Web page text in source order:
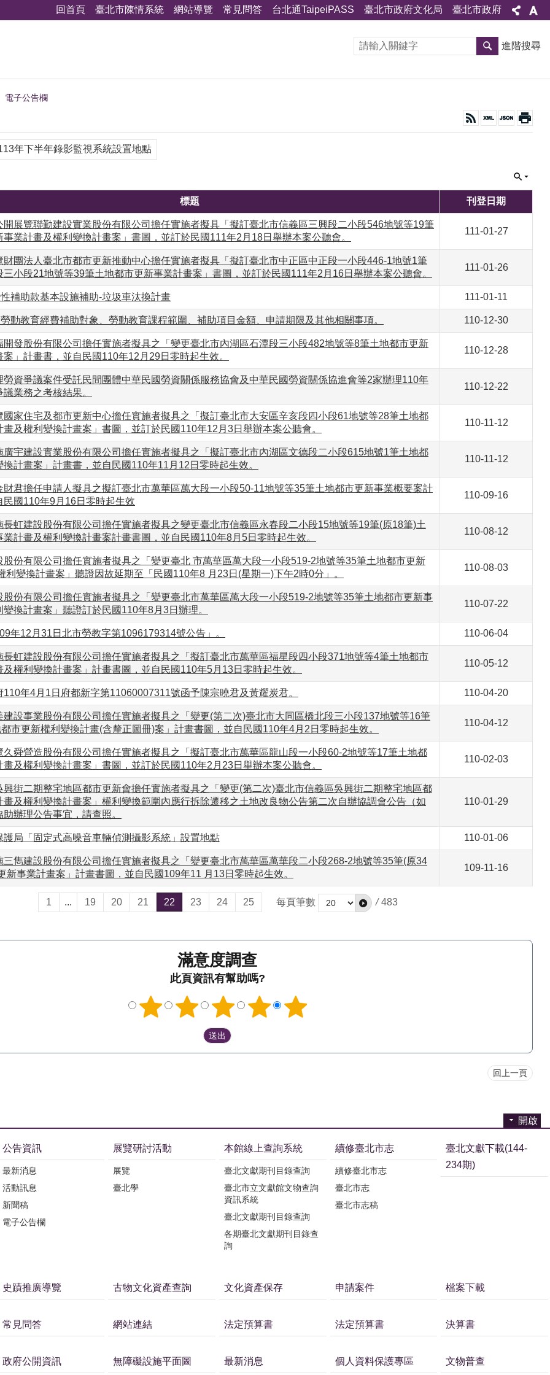
回首頁 臺北市陳情系統 網站導覽 常見問答 台北通TaipeiPASS 臺北市政府文化局 臺北市政府
進階搜尋
電子公告欄
年下半年錄影監視系統設置地點
標題 刊登日期
開展覽聯勤建設實業股份有限公司擔任實施者擬具「擬訂臺北市信義區三興段二小段546地號等19筆
事業計畫及權利變換計畫案」書圖，並訂於民國111年2月18日舉辦本案公聽會。
111-01-27
財團法人臺北市都市更新推動中心擔任實施者擬具「擬訂臺北市中正區中正段一小段446-1地號1筆
三小段21地號等39筆土地都市更新事業計畫案」書圖，並訂於民國111年2月16日舉辦本案公聽會。
111-01-26
補助款基本設施補助-垃圾車汰換計畫 111-01-11
動教育經費補助對象、勞動教育課程範圍、補助項目金額、申請期限及其他相關事項。 110-12-30
開發股份有限公司擔任實施者擬具之「變更臺北市內湖區石潭段三小段482地號等8筆土地都市更新
」計畫書，並自民國110年12月29日零時起生效。
110-12-28
勞資爭議案件受託民間團體中華民國勞資關係服務協會及中華民國勞資關係協進會等2家辦理110年
業務之考核結果。
110-12-22
國家住宅及都市更新中心擔任實施者擬具之「擬訂臺北市大安區辛亥段四小段61地號等28筆土地都
及權利變換計畫案」書圖，並訂於民國110年12月3日舉辦本案公聽會。
110-11-12
廣宇建設實業股份有限公司擔任實施者擬具之「擬訂臺北市內湖區文德段二小段615地號1筆土地都
計畫案」計畫書，並自民國110年11月12日零時起生效。
110-11-12
財君擔任申請人擬具之擬訂臺北市萬華區萬大段一小段50-11地號等35筆土地都市更新事業概要案計
民國110年9月16日零時起生效
110-09-16
長虹建設股份有限公司擔任實施者擬具之變更臺北市信義區永春段二小段15地號等19筆(原18筆)土
計畫及權利變換計畫案計畫書圖，並自民國110年8月5日零時起生效。
110-08-12
股份有限公司擔任實施者擬具之「變更臺北 市萬華區萬大段一小段519-2地號等35筆土地都市更新
利變換計畫案」聽證因故延期至「民國110年8 月23日(星期一)下午2時0分」。
110-08-03
股份有限公司擔任實施者擬具之「變更臺北市萬華區萬大段一小段519-2地號等35筆土地都市更新事
換計畫案」聽證訂於民國110年8月3日辦理。
110-07-22
年12月31日北市勞教字第1096179314號公告」。 110-06-04
長虹建設股份有限公司擔任實施者擬具之「擬訂臺北市萬華區福星段四小段371地號等4筆土地都市
權利變換計畫案」計畫書圖，並自民國110年5月13日零時起生效。
110-05-12
110年4月1日府都新字第11060007311號函予陳宗曉君及黃耀炭君。 110-04-20
建設事業股份有限公司擔任實施者擬具之「變更(第二次)臺北市大同區橋北段三小段137地號等16筆
市更新權利變換計畫(含釐正圖冊)案」計畫書圖，並自民國110年4月2日零時起生效。
110-04-12
久舜營造股份有限公司擔任實施者擬具之「擬訂臺北市萬華區龍山段一小段60-2地號等17筆土地都
及權利變換計畫案」書圖，並訂於民國110年2月23日舉辦本案公聽會。
110-02-03
興街二期整宅地區都市更新會擔任實施者擬具之「變更(第二次)臺北市信義區吳興街二期整宅地區都
畫及權利變換計畫案」權利變換範圍內應行拆除遷移之土地改良物公告第二次自辦協調會公告（如
辦理公告事宜，請查照。
110-01-29
護局「固定式高噪音車輛偵測攝影系統」設置地點 110-01-06
三雋建設股份有限公司擔任實施者擬具之「變更臺北市萬華區萬華段二小段268-2地號等35筆(原34
新事業計畫案」計畫書圖，並自民國109年11 月13日零時起生效。
109-11-16
1 ... 19 20 21 22 23 24 25 每頁筆數 / 483
滿意度調查
此頁資訊有幫助嗎?
回上一頁
開啟
公告資訊
最新消息
活動訊息
新聞稿
電子公告欄
展覽研討活動
展覽
臺北學
本館線上查詢系統
臺北文獻期刊目錄查詢
臺北市立文獻館文物查詢
資訊系統
臺北文獻期刊目錄查詢
各期臺北文獻期刊目錄查
詢
續修臺北市志
續修臺北市志
臺北市志
臺北市志稿
臺北文獻下載(144-
234期)
史蹟推廣導覽 古物文化資產查詢 文化資產保存 申請案件 檔案下載
常見問答 網站連結 法定預算書 法定預算書 決算書
政府公開資訊 無障礙設施平面圖 最新消息 個人資料保護專區 文物普查